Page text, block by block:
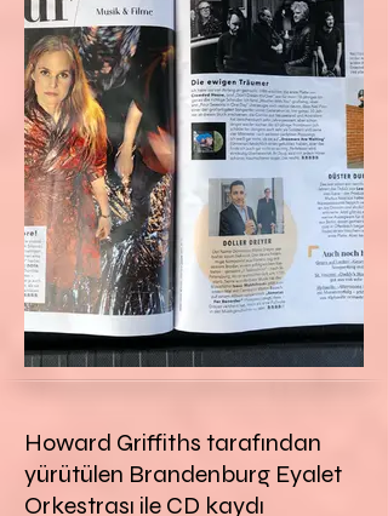
Howard Griffiths tarafından
yürütülen Brandenburg Eyalet
Orkestrası ile CD kaydı